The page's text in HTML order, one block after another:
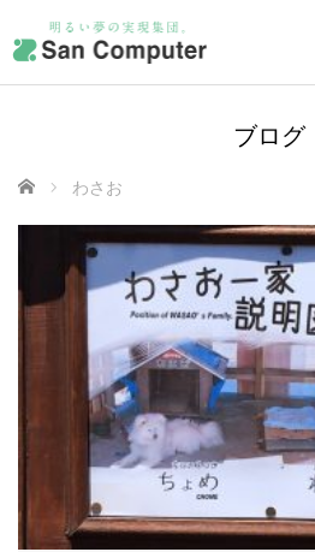
ブログ
ホーム わさお